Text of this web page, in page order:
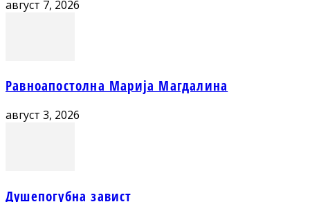
август 7, 2026
Равноапостолна Марија Магдалина
август 3, 2026
Душепогубна завист